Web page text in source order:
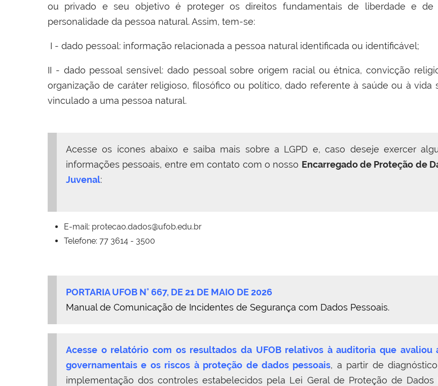
ou privado e seu objetivo é proteger os direitos fundamentais de liberdade e
personalidade da pessoa natural. Assim, tem-se:
I - dado pessoal: informação relacionada a pessoa natural identificada ou identificável;
II - dado pessoal sensível: dado pessoal sobre origem racial ou étnica, convicção
organização de caráter religioso, filosófico ou político, dado referente à saúde ou à
vinculado a uma pessoa natural.
Acesse os ícones abaixo e saiba mais sobre a LGPD e, caso deseje exercer
informações pessoais, entre em contato com o nosso Encarregado de Proteção de
Juvenal:
E-mail: protecao.dados@ufob.edu.br
Telefone: 77 3614 - 3500
PORTARIA UFOB N° 667, DE 21 DE MAIO DE 2026
Manual de Comunicação de Incidentes de Segurança com Dados Pessoais.
Acesse o relatório com os resultados da UFOB relativos à auditoria que avaliou
governamentais e os riscos à proteção de dados pessoais, a partir de
implementação dos controles estabelecidos pela Lei Geral de Proteção de Dados